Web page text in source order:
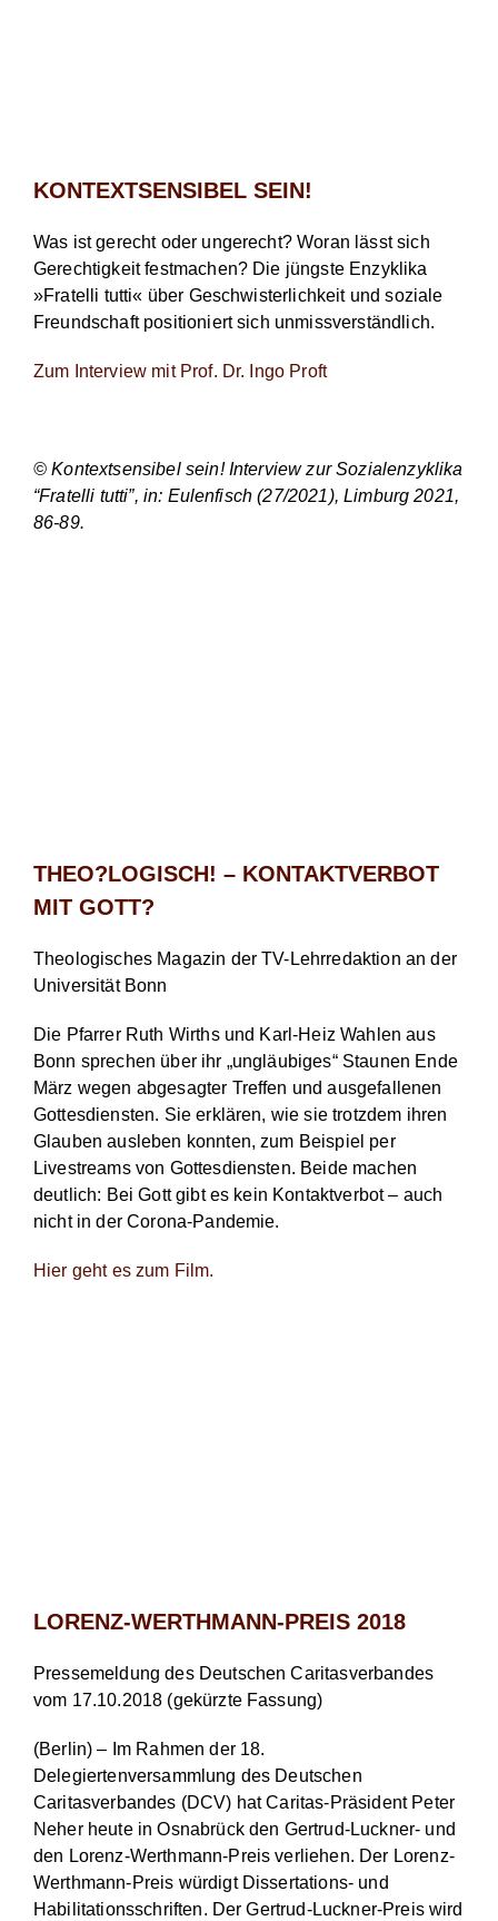
KONTEXTSENSIBEL SEIN!
Was ist gerecht oder ungerecht? Woran lässt sich
Gerechtigkeit festmachen? Die jüngste Enzyklika
»Fratelli tutti« über Geschwisterlichkeit und soziale
Freundschaft positioniert sich unmissverständlich.
Zum Interview mit Prof. Dr. Ingo Proft
© Kontextsensibel sein! Interview zur Sozialenzyklika
“Fratelli tutti”, in: Eulenfisch (27/2021), Limburg 2021,
86-89.
THEO?LOGISCH! – KONTAKTVERBOT
MIT GOTT?
Theologisches Magazin der TV-Lehrredaktion an der
Universität Bonn
Die Pfarrer Ruth Wirths und Karl-Heiz Wahlen aus
Bonn sprechen über ihr „ungläubiges“ Staunen Ende
März wegen abgesagter Treffen und ausgefallenen
Gottesdiensten. Sie erklären, wie sie trotzdem ihren
Glauben ausleben konnten, zum Beispiel per
Livestreams von Gottesdiensten. Beide machen
deutlich: Bei Gott gibt es kein Kontaktverbot – auch
nicht in der Corona-Pandemie.
Hier geht es zum Film.
LORENZ-WERTHMANN-PREIS 2018
Pressemeldung des Deutschen Caritasverbandes
vom 17.10.2018 (gekürzte Fassung)
(Berlin) – Im Rahmen der 18.
Delegiertenversammlung des Deutschen
Caritasverbandes (DCV) hat Caritas-Präsident Peter
Neher heute in Osnabrück den Gertrud-Luckner- und
den Lorenz-Werthmann-Preis verliehen. Der Lorenz-
Werthmann-Preis würdigt Dissertations- und
Habilitationsschriften. Der Gertrud-Luckner-Preis wird